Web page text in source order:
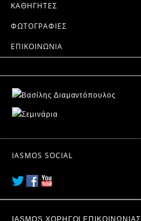
ΚΑΘΗΓΗΤΕΣ
ΦΩΤΟΓΡΑΦΙΕΣ
ΕΠΙΚΟΙΝΩΝΙΑ
IASMOS SOCIAL
IASMOS ΧΟΡΗΓΟΙ ΕΠΙΚΟΙΝΩΝΙΑΣ